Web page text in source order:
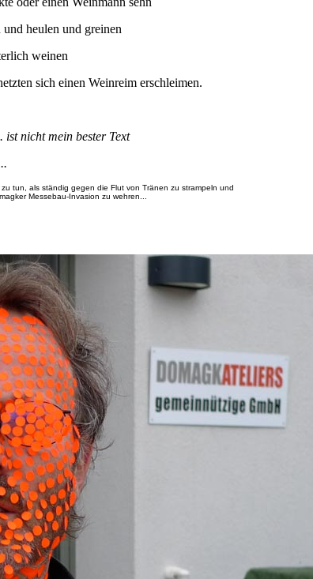
und heulen und greinen
weinen
sich einen Weinreim erschleimen.
ist nicht mein bester Text
tun, als ständig gegen die Flut von Tränen zu strampeln und
Messebau-Invasion zu wehren...